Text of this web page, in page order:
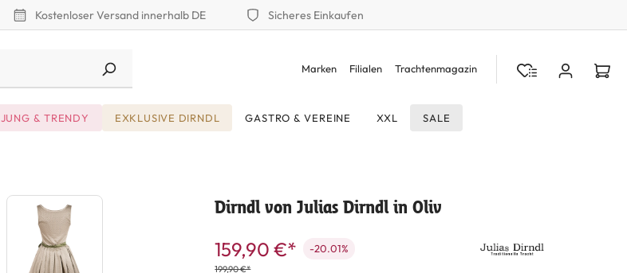
Kostenloser Versand innerhalb DE Sicheres Einkaufen
Marken Filialen Trachtenmagazin
JUNG & TRENDY EXKLUSIVE DIRNDL GASTRO & VEREINE XXL SALE
Dirndl von Julias Dirndl in Oliv
159,90 €* -20.01%
199,90 €*